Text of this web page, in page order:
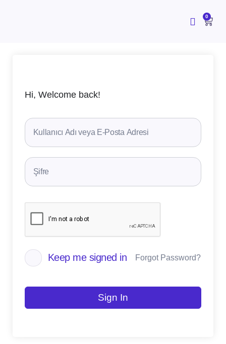
0
Hi, Welcome back!
Keep me signed in Forgot Password?
Sign In